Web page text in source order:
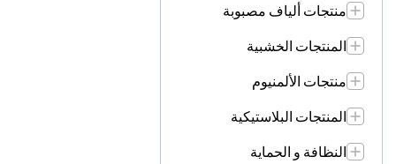
منتجات ألياف مصبوبة
المنتجات الخشبية
منتجات الألمنيوم
المنتجات البلاستيكية
النظافة و الحماية